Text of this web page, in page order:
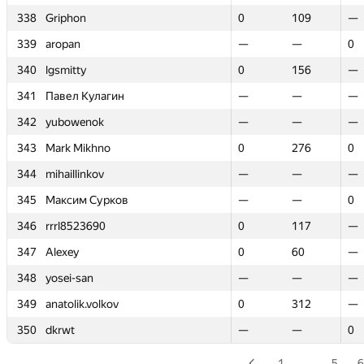
338
Griphon 0 109
—
339
aropan — —
0
340
lgsmitty 0 156
—
341
Павел Кулагин — —
—
342
yubowenok — —
—
343
Mark Mikhno 0 276
0
344
mihaillinkov — —
—
345
Максим Сурков — —
0
346
rrrl8523690 0 117
—
347
Alexey 0 60
—
348
yosei-san — —
—
349
anatolik.volkov 0 312
—
350
dkrwt — — 0
338
Griphon 0 109
—
339
aropan — —
0
340
lgsmitty 0 156
—
341
Павел Кулагин — —
—
342
yubowenok — —
—
343
Mark Mikhno 0 276
0
344
mihaillinkov — —
—
345
Максим Сурков — —
0
346
rrrl8523690 0 117
—
347
Alexey 0 60
—
348
yosei-san — —
—
349
anatolik.volkov 0 312
—
350
dkrwt — — 0